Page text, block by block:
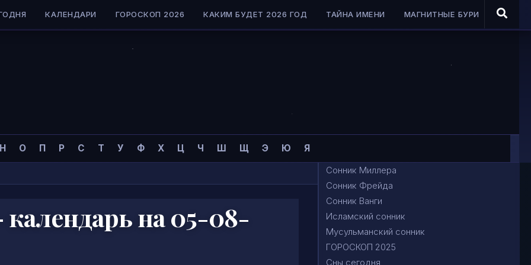
КАЛЕНДАРИ ГОРОСКОП 2026 КАКИМ БУДЕТ 2026 ГОД ТАЙНА ИМЕНИ МАГНИТНЫЕ БУРИ
Н О П Р С Т У Ф Х Ц Ч Ш Щ Э Ю Я
»
на 05-08-
Сонник Миллера
Сонник Фрейда
Сонник Ванги
Исламский сонник
Мусульманский сонник
ГОРОСКОП 2025
Сны сегодня